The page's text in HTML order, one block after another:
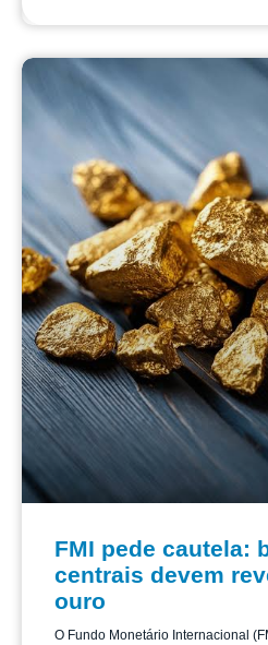
FMI pede cautela:
centrais devem
ouro
O Fundo Monetário Internacional